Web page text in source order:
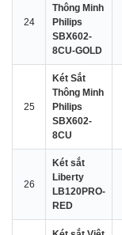
24
Thông Minh
Philips
SBX602-
8CU-GOLD
25
Két Sắt
Thông Minh
Philips
SBX602-
8CU
26
Két sắt
Liberty
LB120PRO-
RED